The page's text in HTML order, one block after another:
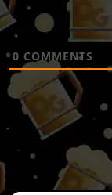
0 COMMENTS